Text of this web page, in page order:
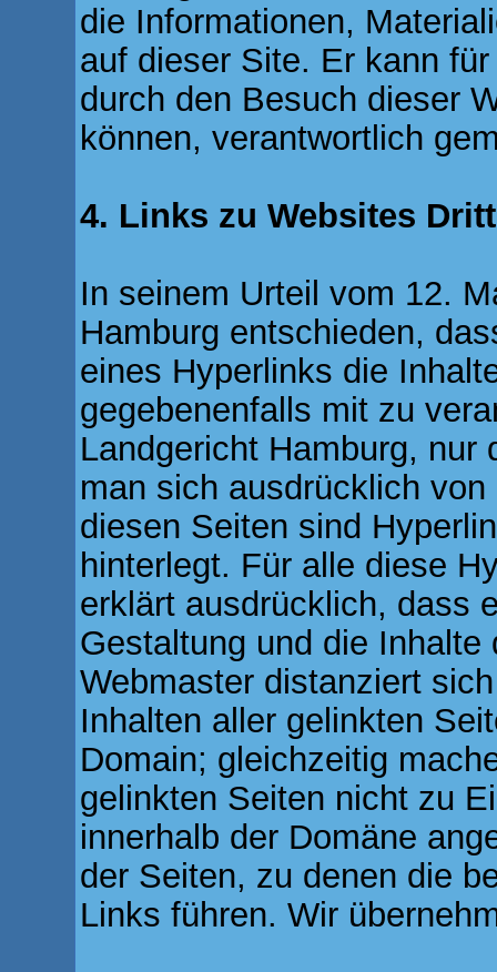
die Informationen,
auf dieser Site. Er kann
durch den Besuch dieser
können, verantwortlich
4. Links zu Websites
In seinem Urteil vom 12.
Hamburg entschieden,
eines Hyperlinks die
gegebenenfalls mit zu
Landgericht Hamburg, nur
man sich ausdrücklich
diesen Seiten sind
hinterlegt. Für alle diese
erklärt ausdrücklich, dass
Gestaltung und die
Webmaster distanziert
Inhalten aller gelinkten
Domain; gleichzeitig
gelinkten Seiten nicht zu
innerhalb der Domäne
der Seiten, zu denen die
Links führen. Wir